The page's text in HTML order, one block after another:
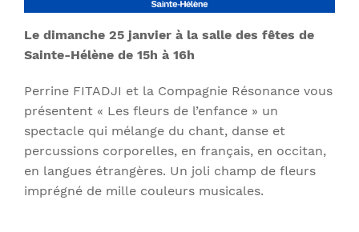
Le dimanche 25 janvier à la salle des fêtes de
Sainte-Hélène de 15h à 16h
Perrine FITADJI et la Compagnie Résonance vous
présentent « Les fleurs de l’enfance » un
spectacle qui mélange du chant, danse et
percussions corporelles, en français, en occitan,
en langues étrangères. Un joli champ de fleurs
imprégné de mille couleurs musicales.